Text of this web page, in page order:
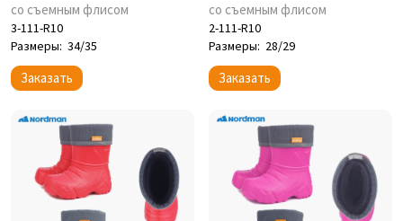
со съемным флисом
3-111-R10
Размеры: 34/35
Заказать
со съемным флисом
2-111-R10
Размеры: 28/29
Заказать